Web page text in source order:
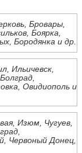
Бровары,
Боярка,
Бородянка и др.
Ильичевск,
Овидиополь и
Изюм, Чугуев,
Червоный Донец,